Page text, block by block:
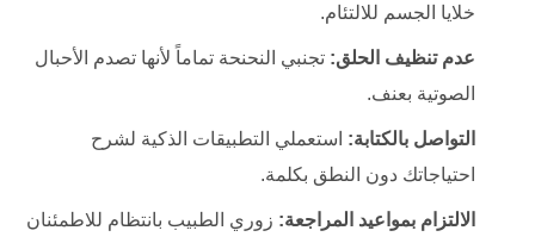
خلايا الجسم للالتئام.
عدم تنظيف الحلق: تجنبي النحنحة تماماً لأنها تصدم الأحبال
الصوتية بعنف.
التواصل بالكتابة: استعملي التطبيقات الذكية لشرح
احتياجاتك دون النطق بكلمة.
الالتزام بمواعيد المراجعة: زوري الطبيب بانتظام للاطمئنان